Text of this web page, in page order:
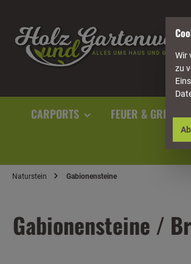
CARPORTS FEUER & GRILL
Naturstein Gabionensteine
Gabionensteine /
Wir
zu